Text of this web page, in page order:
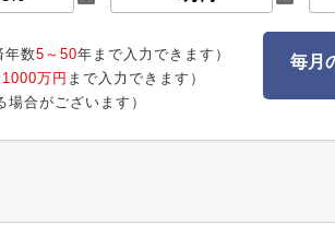
数5～50年まで入力できます）
1000万円 まで入力できます）
合がございます）
毎月